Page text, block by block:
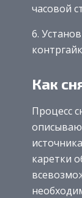
часовой
6.
Как
Процесс
каретки